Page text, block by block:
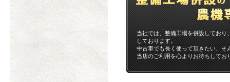
当社では、整備工場を併設してお
しております。
中古車でも長く使って頂きたい、そ
当店のご利用を心よりお待ちしてお